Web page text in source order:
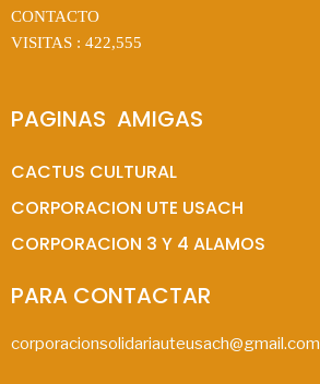
CONTACTO
VISITAS : 422,555
PAGINAS  AMIGAS
CACTUS CULTURAL
CORPORACION UTE USACH
CORPORACION 3 Y 4 ALAMOS
PARA CONTACTAR
corporacionsolidariauteusach@gmail.com